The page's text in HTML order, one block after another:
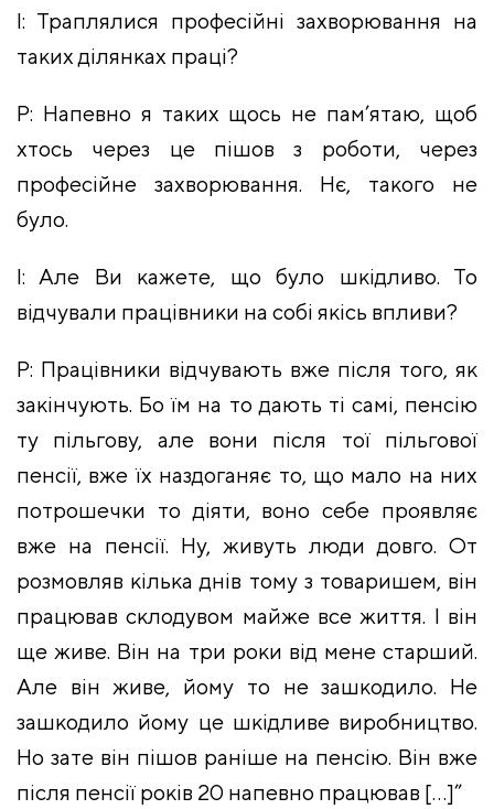
І: Траплялися професійні захворювання на
таких ділянках праці?
Р: Напевно я таких щось не пам’ятаю, щоб
хтось через це пішов з роботи, через
професійне захворювання. Нє, такого не
було.
І: Але Ви кажете, що було шкідливо. То
відчували працівники на собі якісь впливи?
Р: Працівники відчувають вже після того, як
закінчують. Бо їм на то дають ті самі, пенсію
ту пільгову, але вони після тої пільгової
пенсії, вже їх наздоганяє то, що мало на них
потрошечки то діяти, воно себе проявляє
вже на пенсії. Ну, живуть люди довго. От
розмовляв кілька днів тому з товаришем, він
працював склодувом майже все життя. І він
ще живе. Він на три роки від мене старший.
Але він живе, йому то не зашкодило. Не
зашкодило йому це шкідливе виробництво.
Но зате він пішов раніше на пенсію. Він вже
після пенсії років 20 напевно працював […]”